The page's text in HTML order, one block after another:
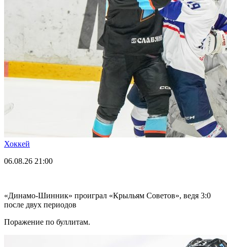
Хоккей
06.08.26 21:00
«Динамо-Шинник» проиграл «Крыльям Советов», ведя 3:0
после двух периодов
Поражение по буллитам.